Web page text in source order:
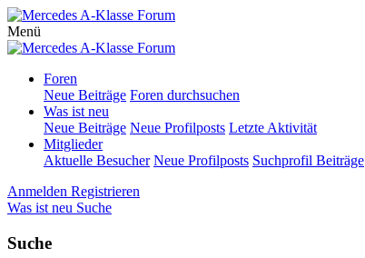
Menü
Foren
Neue Beiträge Foren durchsuchen
Was ist neu
Neue Beiträge Neue Profilposts Letzte Aktivität
Mitglieder
Aktuelle Besucher Neue Profilposts Suchprofil Beiträge
Anmelden Registrieren
Was ist neu Suche
Suche